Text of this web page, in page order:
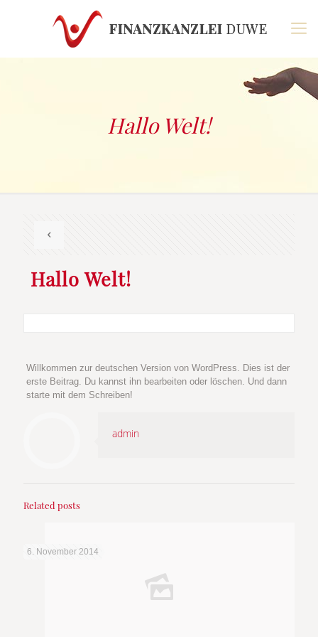
Hallo Welt!
Hallo Welt!
Willkommen zur deutschen Version von WordPress. Dies ist der
erste Beitrag. Du kannst ihn bearbeiten oder löschen. Und dann
starte mit dem Schreiben!
admin
Related posts
6. November 2014